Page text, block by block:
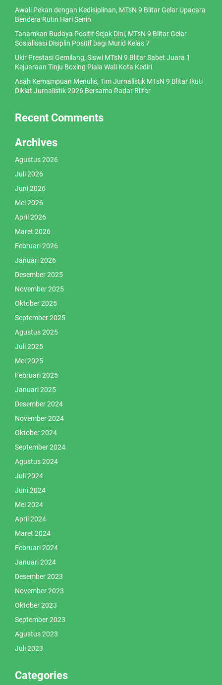
Awali Pekan dengan Kedisiplinan, MTsN 9 Blitar Gelar Upacara
Bendera Rutin Hari Senin
Tanamkan Budaya Positif Sejak Dini, MTsN 9 Blitar Gelar
Sosialisasi Disiplin Positif bagi Murid Kelas 7
Ukir Prestasi Gemilang, Siswi MTsN 9 Blitar Sabet Juara 1
Kejuaraan Tinju Boxing Piala Wali Kota Kediri
Asah Kemampuan Menulis, Tim Jurnalistik MTsN 9 Blitar Ikuti
Diklat Jurnalistik 2026 Bersama Radar Blitar
Recent Comments
Archives
Agustus 2026
Juli 2026
Juni 2026
Mei 2026
April 2026
Maret 2026
Februari 2026
Januari 2026
Desember 2025
November 2025
Oktober 2025
September 2025
Agustus 2025
Juli 2025
Mei 2025
Februari 2025
Januari 2025
Desember 2024
November 2024
Oktober 2024
September 2024
Agustus 2024
Juli 2024
Juni 2024
Mei 2024
April 2024
Maret 2024
Februari 2024
Januari 2024
Desember 2023
November 2023
Oktober 2023
September 2023
Agustus 2023
Juli 2023
Categories